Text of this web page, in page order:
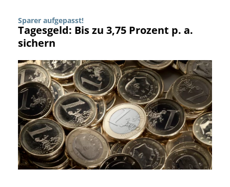
Sparer aufgepasst!
Tagesgeld: Bis zu 3,75 Prozent p. a.
sichern